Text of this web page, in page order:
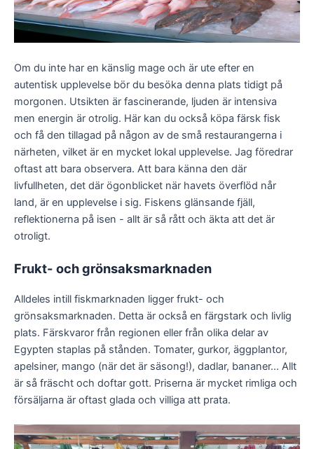
Om du inte har en känslig mage och är ute efter en
autentisk upplevelse bör du besöka denna plats tidigt på
morgonen. Utsikten är fascinerande, ljuden är intensiva
men energin är otrolig. Här kan du också köpa färsk fisk
och få den tillagad på någon av de små restaurangerna i
närheten, vilket är en mycket lokal upplevelse. Jag föredrar
oftast att bara observera. Att bara känna den där
livfullheten, det där ögonblicket när havets överflöd når
land, är en upplevelse i sig. Fiskens glänsande fjäll,
reflektionerna på isen - allt är så rått och äkta att det är
otroligt.
Frukt- och grönsaksmarknaden
Alldeles intill fiskmarknaden ligger frukt- och
grönsaksmarknaden. Detta är också en färgstark och livlig
plats. Färskvaror från regionen eller från olika delar av
Egypten staplas på stånden. Tomater, gurkor, äggplantor,
apelsiner, mango (när det är säsong!), dadlar, bananer... Allt
är så fräscht och doftar gott. Priserna är mycket rimliga och
försäljarna är oftast glada och villiga att prata.